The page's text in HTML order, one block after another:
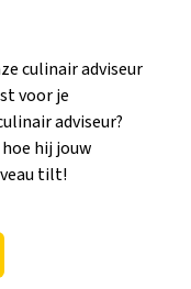
culinair adviseur
voor je
adviseur?
hij jouw
tilt!